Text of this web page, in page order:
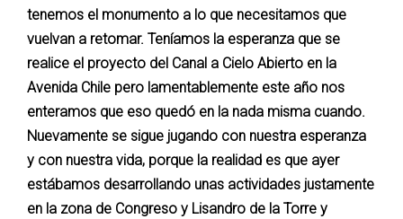
tenemos el monumento a lo que necesitamos que
vuelvan a retomar. Teníamos la esperanza que se
realice el proyecto del Canal a Cielo Abierto en la
Avenida Chile pero lamentablemente este año nos
enteramos que eso quedó en la nada misma cuando.
Nuevamente se sigue jugando con nuestra esperanza
y con nuestra vida, porque la realidad es que ayer
estábamos desarrollando unas actividades justamente
en la zona de Congreso y Lisandro de la Torre y